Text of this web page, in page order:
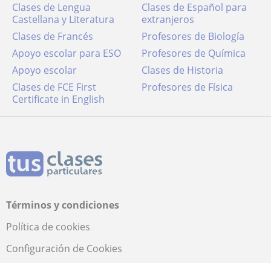
Clases de Lengua
Castellana y Literatura
Clases de Español para
extranjeros
Clases de Francés
Profesores de Biología
Apoyo escolar para ESO
Profesores de Química
Apoyo escolar
Clases de Historia
Clases de FCE First
Certificate in English
Profesores de Física
Términos y condiciones
Política de cookies
Configuración de Cookies